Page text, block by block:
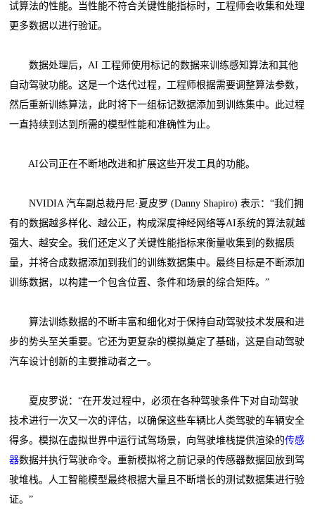
试算法的性能。当性能不符合关键性能指标时，工程师会收集和处理
更多数据以进行验证。
数据处理后，AI 工程师使用标记的数据来训练感知算法和其他
自动驾驶功能。这是一个迭代过程，工程师根据需要调整算法参数，
然后重新训练算法，此时将下一组标记数据添加到训练集中。此过程
一直持续到达到所需的模型性能和准确性为止。
AI公司正在不断地改进和扩展这些开发工具的功能。
NVIDIA 汽车副总裁丹尼·夏皮罗 (Danny Shapiro) 表示：“我们拥
有的数据越多样化、越公正，构成深度神经网络等AI系统的算法就越
强大、越安全。我们还定义了关键性能指标来衡量收集到的数据质
量，并将合成数据添加到我们的训练数据集中。最终目标是不断添加
训练数据，以构建一个包含位置、条件和场景的综合矩阵。”
算法训练数据的不断丰富和细化对于保持自动驾驶技术发展和进
步的势头至关重要。它还为更复杂的模拟奠定了基础，这是自动驾驶
汽车设计创新的主要推动者之一。
夏皮罗说：“在开发过程中，必须在各种驾驶条件下对自动驾驶
技术进行一次又一次的评估，以确保这些车辆比人类驾驶的车辆安全
得多。模拟在虚拟世界中运行试驾场景，向驾驶堆栈提供渲染的传感
器数据并执行驾驶命令。重新模拟将之前记录的传感器数据回放到驾
驶堆栈。人工智能模型最终根据大量且不断增长的测试数据集进行验
证。”